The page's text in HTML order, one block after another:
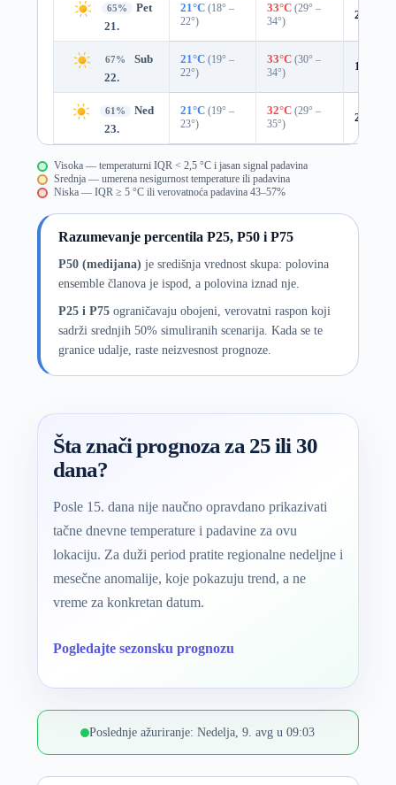
65%
Pet
21.
21°C (18° –
22°)
33°C (29° –
34°)
22%
67%
Sub
22.
21°C (19° –
22°)
33°C (30° –
34°)
18%
61%
Ned
23.
21°C (19° –
23°)
32°C (29° –
35°)
20%
Visoka — temperaturni IQR < 2,5 °C i jasan signal padavina
Srednja — umerena nesigurnost temperature ili padavina
Niska — IQR ≥ 5 °C ili verovatnoća padavina 43–57%
Razumevanje percentila P25, P50 i P75
P50 (medijana) je središnja vrednost skupa: polovina
ensemble članova je ispod, a polovina iznad nje.
P25 i P75ograničavaju obojeni, verovatni raspon koji
sadrži srednjih 50% simuliranih scenarija. Kada se te
granice udalje, raste neizvesnost prognoze.
Šta znači prognoza za 25 ili 30
dana?
Posle 15. dana nije naučno opravdano prikazivati
tačne dnevne temperature i padavine za ovu
lokaciju. Za duži period pratite regionalne nedeljne i
mesečne anomalije, koje pokazuju trend, a ne
vreme za konkretan datum.
Pogledajte sezonsku prognozu
Poslednje ažuriranje: Nedelja, 9. avg u 09:03